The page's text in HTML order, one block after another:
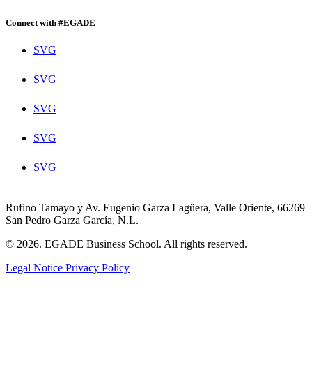
Connect with #EGADE
SVG
SVG
SVG
SVG
SVG
Rufino Tamayo y Av. Eugenio Garza Lagüera, Valle Oriente, 66269
San Pedro Garza García, N.L.
© 2026. EGADE Business School. All rights reserved.
Legal Notice Privacy Policy